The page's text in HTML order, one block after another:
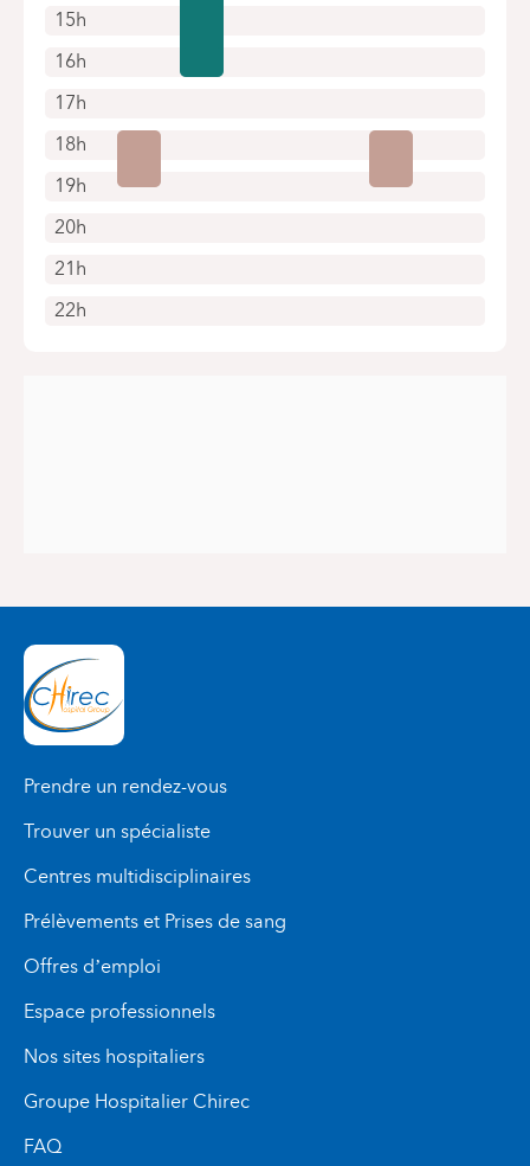
15h
16h
17h
18h
19h
20h
21h
22h
Prendre un rendez-vous
Trouver un spécialiste
Centres multidisciplinaires
Prélèvements et Prises de sang
Offres d’emploi
Espace professionnels
Nos sites hospitaliers
Groupe Hospitalier Chirec
FAQ